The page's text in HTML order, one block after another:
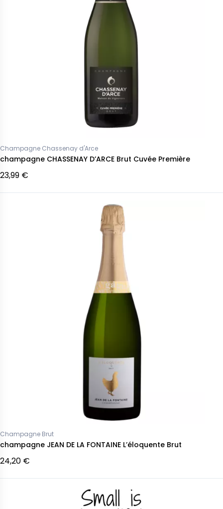
Champagne Chassenay d'Arce
champagne CHASSENAY D’ARCE Brut Cuvée Première
23,99 €
Champagne Brut
champagne JEAN DE LA FONTAINE L’éloquente Brut
24,20 €